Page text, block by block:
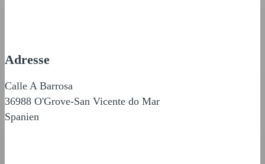
Adresse
Calle A Barrosa
36988 O'Grove-San Vicente do Mar
Spanien